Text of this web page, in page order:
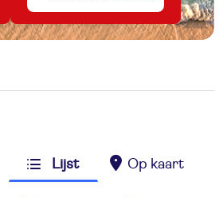
Lijst Op kaart